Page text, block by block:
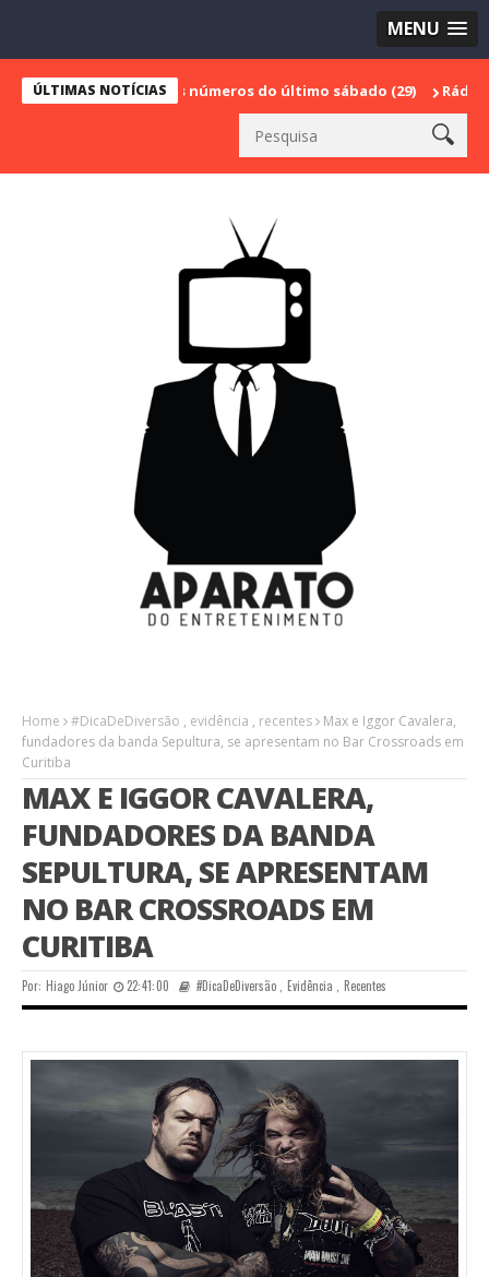
MENU
ÚLTIMAS NOTÍCIAS
confira os números do último sábado (29) Rádio Cultura
Home #DicaDeDiversão , evidência , recentes
Max e Iggor Cavalera,
fundadores da banda Sepultura, se apresentam no Bar Crossroads em
Curitiba
MAX E IGGOR CAVALERA,
FUNDADORES DA BANDA
SEPULTURA, SE APRESENTAM
NO BAR CROSSROADS EM
CURITIBA
Por: Hiago Júnior 22:41:00 #DicaDeDiversão ,Evidência Recentes